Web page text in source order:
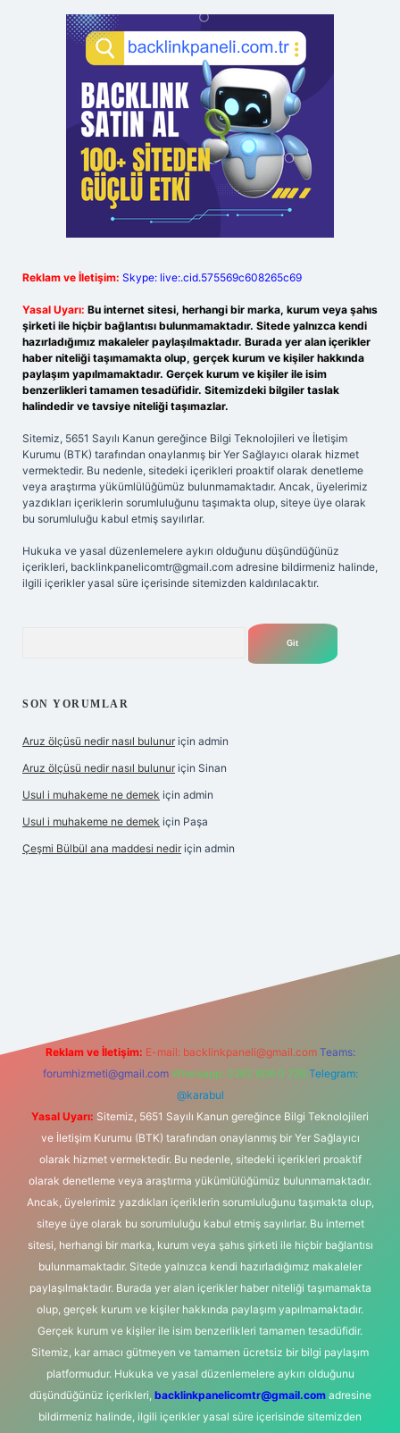
Reklam ve İletişim: Skype: live:.cid.575569c608265c69
Yasal Uyarı: Bu internet sitesi, herhangi bir marka, kurum veya şahıs
şirketi ile hiçbir bağlantısı bulunmamaktadır. Sitede yalnızca kendi
hazırladığımız makaleler paylaşılmaktadır. Burada yer alan içerikler
haber niteliği taşımamakta olup, gerçek kurum ve kişiler hakkında
paylaşım yapılmamaktadır. Gerçek kurum ve kişiler ile isim
benzerlikleri tamamen tesadüfidir. Sitemizdeki bilgiler taslak
halindedir ve tavsiye niteliği taşımazlar.
Sitemiz, 5651 Sayılı Kanun gereğince Bilgi Teknolojileri ve İletişim
Kurumu (BTK) tarafından onaylanmış bir Yer Sağlayıcı olarak hizmet
vermektedir. Bu nedenle, sitedeki içerikleri proaktif olarak denetleme
veya araştırma yükümlülüğümüz bulunmamaktadır. Ancak, üyelerimiz
yazdıkları içeriklerin sorumluluğunu taşımakta olup, siteye üye olarak
bu sorumluluğu kabul etmiş sayılırlar.
Hukuka ve yasal düzenlemelere aykırı olduğunu düşündüğünüz
içerikleri, backlinkpanelicomtr@gmail.com adresine bildirmeniz halinde,
ilgili içerikler yasal süre içerisinde sitemizden kaldırılacaktır.
SON YORUMLAR
Aruz ölçüsü nedir nasıl bulunur için admin
Aruz ölçüsü nedir nasıl bulunur için Sinan
Usul i muhakeme ne demek için admin
Usul i muhakeme ne demek için Paşa
Çeşmi Bülbül ana maddesi nedir için admin
Reklam ve İletişim: E-mail: backlinkpaneli@gmail.com Teams:
forumhizmeti@gmail.com Whatsapp: 0262 606 0 726 Telegram:
@karabul
Yasal Uyarı: Sitemiz, 5651 Sayılı Kanun gereğince Bilgi Teknolojileri
ve İletişim Kurumu (BTK) tarafından onaylanmış bir Yer Sağlayıcı
olarak hizmet vermektedir. Bu nedenle, sitedeki içerikleri proaktif
olarak denetleme veya araştırma yükümlülüğümüz bulunmamaktadır.
Ancak, üyelerimiz yazdıkları içeriklerin sorumluluğunu taşımakta olup,
siteye üye olarak bu sorumluluğu kabul etmiş sayılırlar. Bu internet
sitesi, herhangi bir marka, kurum veya şahıs şirketi ile hiçbir bağlantısı
bulunmamaktadır. Sitede yalnızca kendi hazırladığımız makaleler
paylaşılmaktadır. Burada yer alan içerikler haber niteliği taşımamakta
olup, gerçek kurum ve kişiler hakkında paylaşım yapılmamaktadır.
Gerçek kurum ve kişiler ile isim benzerlikleri tamamen tesadüfidir.
Sitemiz, kar amacı gütmeyen ve tamamen ücretsiz bir bilgi paylaşım
platformudur. Hukuka ve yasal düzenlemelere aykırı olduğunu
düşündüğünüz içerikleri, backlinkpanelicomtr@gmail.comadresine
bildirmeniz halinde, ilgili içerikler yasal süre içerisinde sitemizden